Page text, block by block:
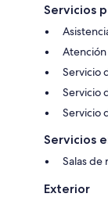
Servicios
Servicio
Servicio
Servicio
Servicios
Salas de
Exterior